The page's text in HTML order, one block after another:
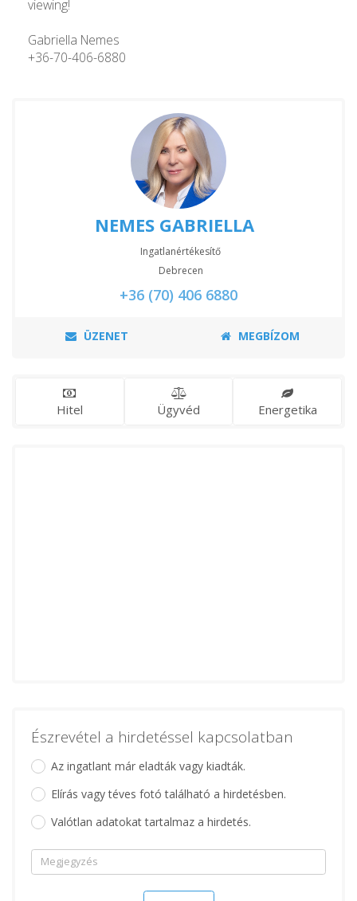
viewing!
Gabriella Nemes
+36-70-406-6880
NEMES GABRIELLA
Ingatlanértékesítő
Debrecen
+36 (70) 406 6880
ÜZENET MEGBÍZOM
Hitel Ügyvéd Energetika
Észrevétel a hirdetéssel kapcsolatban
Az ingatlant már eladták vagy kiadták.
Elírás vagy téves fotó található a hirdetésben.
Valótlan adatokat tartalmaz a hirdetés.